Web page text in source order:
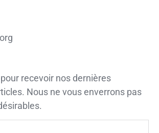
recevoir nos dernières
Nous ne vous enverrons pas